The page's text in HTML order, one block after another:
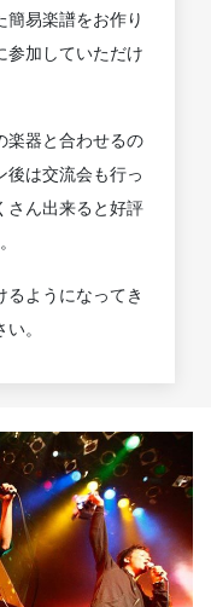
簡易楽譜をお作り
参加していただけ
楽器と合わせるの
後は交流会も行っ
さん出来ると好評
ようになってき
。